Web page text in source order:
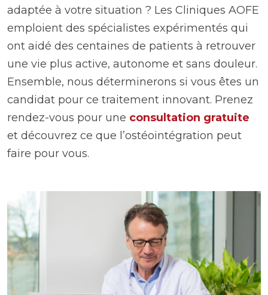
adaptée à votre situation ? Les Cliniques AOFE
emploient des spécialistes expérimentés qui
ont aidé des centaines de patients à retrouver
une vie plus active, autonome et sans douleur.
Ensemble, nous déterminerons si vous êtes un
candidat pour ce traitement innovant. Prenez
rendez-vous pour une consultation gratuite
et découvrez ce que l’ostéointégration peut
faire pour vous.